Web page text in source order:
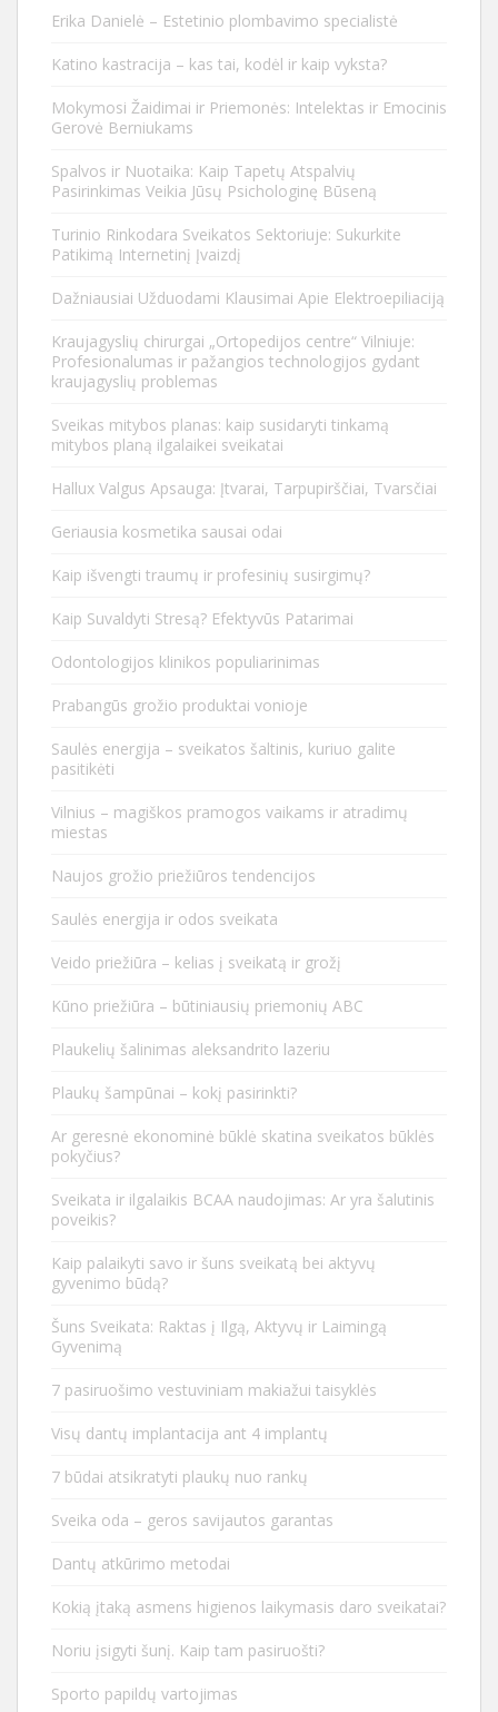
Erika Danielė – Estetinio plombavimo specialistė
Katino kastracija – kas tai, kodėl ir kaip vyksta?
Mokymosi Žaidimai ir Priemonės: Intelektas ir Emocinis
Gerovė Berniukams
Spalvos ir Nuotaika: Kaip Tapetų Atspalvių
Pasirinkimas Veikia Jūsų Psichologinę Būseną
Turinio Rinkodara Sveikatos Sektoriuje: Sukurkite
Patikimą Internetinį Įvaizdį
Dažniausiai Užduodami Klausimai Apie Elektroepiliaciją
Kraujagyslių chirurgai „Ortopedijos centre“ Vilniuje:
Profesionalumas ir pažangios technologijos gydant
kraujagyslių problemas
Sveikas mitybos planas: kaip susidaryti tinkamą
mitybos planą ilgalaikei sveikatai
Hallux Valgus Apsauga: Įtvarai, Tarpupirščiai, Tvarsčiai
Geriausia kosmetika sausai odai
Kaip išvengti traumų ir profesinių susirgimų?
Kaip Suvaldyti Stresą? Efektyvūs Patarimai
Odontologijos klinikos populiarinimas
Prabangūs grožio produktai vonioje
Saulės energija – sveikatos šaltinis, kuriuo galite
pasitikėti
Vilnius – magiškos pramogos vaikams ir atradimų
miestas
Naujos grožio priežiūros tendencijos
Saulės energija ir odos sveikata
Veido priežiūra – kelias į sveikatą ir grožį
Kūno priežiūra – būtiniausių priemonių ABC
Plaukelių šalinimas aleksandrito lazeriu
Plaukų šampūnai – kokį pasirinkti?
Ar geresnė ekonominė būklė skatina sveikatos būklės
pokyčius?
Sveikata ir ilgalaikis BCAA naudojimas: Ar yra šalutinis
poveikis?
Kaip palaikyti savo ir šuns sveikatą bei aktyvų
gyvenimo būdą?
Šuns Sveikata: Raktas į Ilgą, Aktyvų ir Laimingą
Gyvenimą
7 pasiruošimo vestuviniam makiažui taisyklės
Visų dantų implantacija ant 4 implantų
7 būdai atsikratyti plaukų nuo rankų
Sveika oda – geros savijautos garantas
Dantų atkūrimo metodai
Kokią įtaką asmens higienos laikymasis daro sveikatai?
Noriu įsigyti šunį. Kaip tam pasiruošti?
Sporto papildų vartojimas